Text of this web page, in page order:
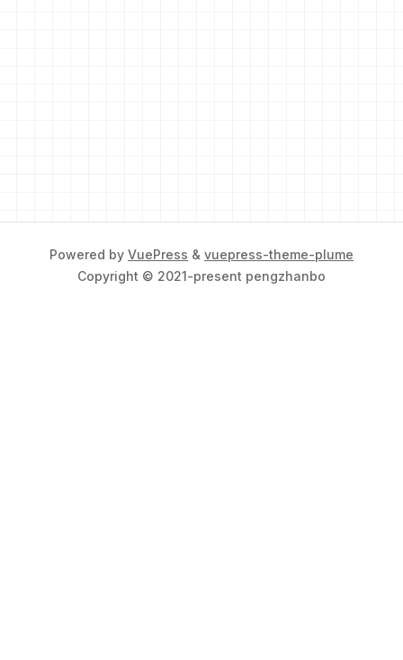
Powered by VuePress & vuepress-theme-plume
Copyright © 2021-present pengzhanbo